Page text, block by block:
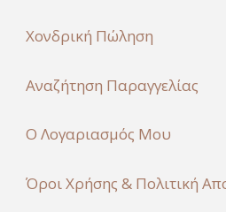
Χονδρική Πώληση
Αναζήτηση Παραγγελίας
Ο Λογαριασμός Μου
Όροι Χρήσης & Πολιτική